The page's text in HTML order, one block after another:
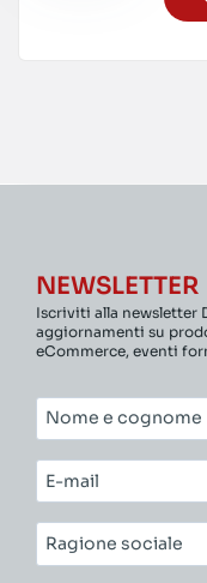
NEWSLETTER
Iscriviti alla newsletter
aggiornamenti su
eCommerce, eventi
Nome
e
cognome*
E-
mail*
Ragione
sociale*